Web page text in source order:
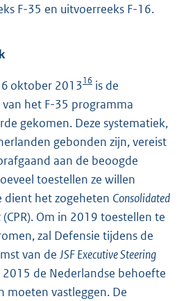
F-35 en uitvoerreeks F-16.
oktober 201316 is de
het F-35 programma
gekomen. Deze systematiek,
gebonden zijn, vereist
aan de beoogde
toestellen ze willen
dient het zogeheten Consolidated
(CPR). Om in 2019 toestellen te
zal Defensie tijdens de
van de JSF Executive Steering
de Nederlandse behoefte
moeten vastleggen. De